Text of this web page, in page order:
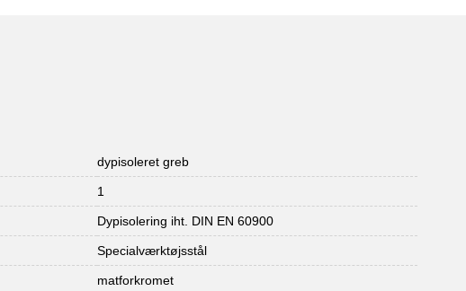
dypisoleret greb
1
Dypisolering iht. DIN EN 60900
Specialværktøjsstål
matforkromet